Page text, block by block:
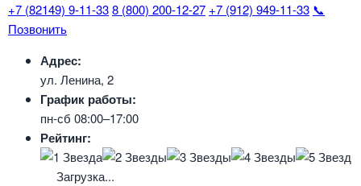
+7 (82149) 9-11-338 (800) 200-12-27 +7 (912) 949-11-33 📞
Позвонить
Адрес:
ул. Ленина, 2
График работы:
пн-сб 08:00–17:00
Рейтинг:
Загрузка...